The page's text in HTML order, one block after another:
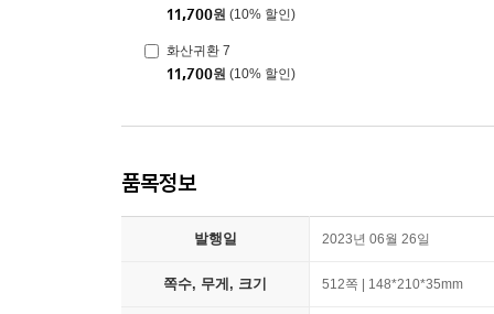
11,700원 (10% 할인)
화산귀환 7
11,700원 (10% 할인)
품목정보
발행일 2023년 06월 26일
쪽수, 무게, 크기 512쪽 | 148*210*35mm